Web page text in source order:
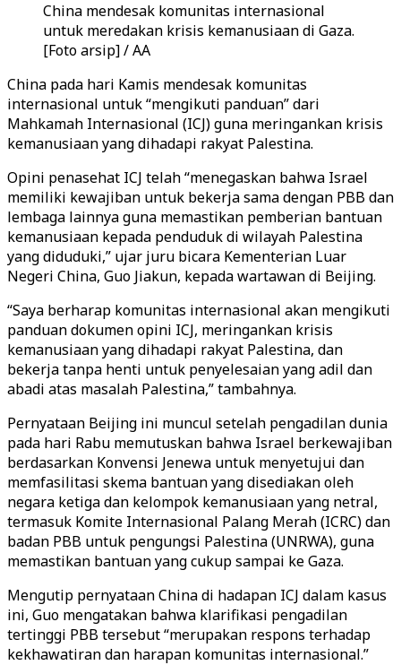
China mendesak komunitas internasional
untuk meredakan krisis kemanusiaan di Gaza.
[Foto arsip] / AA
China pada hari Kamis mendesak komunitas
internasional untuk “mengikuti panduan” dari
Mahkamah Internasional (ICJ) guna meringankan krisis
kemanusiaan yang dihadapi rakyat Palestina.
Opini penasehat ICJ telah “menegaskan bahwa Israel
memiliki kewajiban untuk bekerja sama dengan PBB dan
lembaga lainnya guna memastikan pemberian bantuan
kemanusiaan kepada penduduk di wilayah Palestina
yang diduduki,” ujar juru bicara Kementerian Luar
Negeri China, Guo Jiakun, kepada wartawan di Beijing.
“Saya berharap komunitas internasional akan mengikuti
panduan dokumen opini ICJ, meringankan krisis
kemanusiaan yang dihadapi rakyat Palestina, dan
bekerja tanpa henti untuk penyelesaian yang adil dan
abadi atas masalah Palestina,” tambahnya.
Pernyataan Beijing ini muncul setelah pengadilan dunia
pada hari Rabu memutuskan bahwa Israel berkewajiban
berdasarkan Konvensi Jenewa untuk menyetujui dan
memfasilitasi skema bantuan yang disediakan oleh
negara ketiga dan kelompok kemanusiaan yang netral,
termasuk Komite Internasional Palang Merah (ICRC) dan
badan PBB untuk pengungsi Palestina (UNRWA), guna
memastikan bantuan yang cukup sampai ke Gaza.
Mengutip pernyataan China di hadapan ICJ dalam kasus
ini, Guo mengatakan bahwa klarifikasi pengadilan
tertinggi PBB tersebut “merupakan respons terhadap
kekhawatiran dan harapan komunitas internasional.”